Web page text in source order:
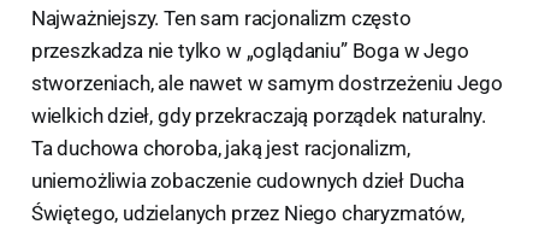
Najważniejszy. Ten sam racjonalizm często
przeszkadza nie tylko w „oglądaniu” Boga w Jego
stworzeniach, ale nawet w samym dostrzeżeniu Jego
wielkich dzieł, gdy przekraczają porządek naturalny.
Ta duchowa choroba, jaką jest racjonalizm,
uniemożliwia zobaczenie cudownych dzieł Ducha
Świętego, udzielanych przez Niego charyzmatów,